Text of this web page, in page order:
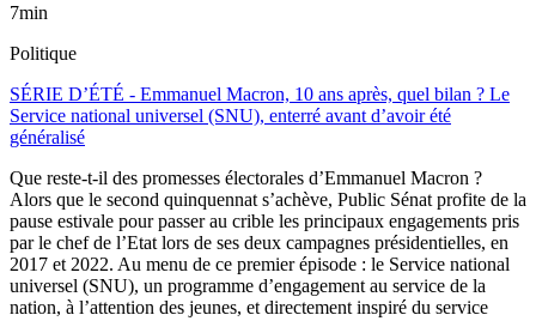
7min
Politique
SÉRIE D’ÉTÉ - Emmanuel Macron, 10 ans après, quel bilan ? Le
Service national universel (SNU), enterré avant d’avoir été
généralisé
Que reste-t-il des promesses électorales d’Emmanuel Macron ?
Alors que le second quinquennat s’achève, Public Sénat profite de la
pause estivale pour passer au crible les principaux engagements pris
par le chef de l’Etat lors de ses deux campagnes présidentielles, en
2017 et 2022. Au menu de ce premier épisode : le Service national
universel (SNU), un programme d’engagement au service de la
nation, à l’attention des jeunes, et directement inspiré du service